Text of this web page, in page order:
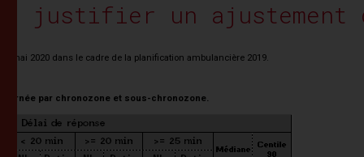
justifier un
mai 2020 dans le cadre de la planification ambulancière 2019.
journée par chronozone et sous-chronozone.